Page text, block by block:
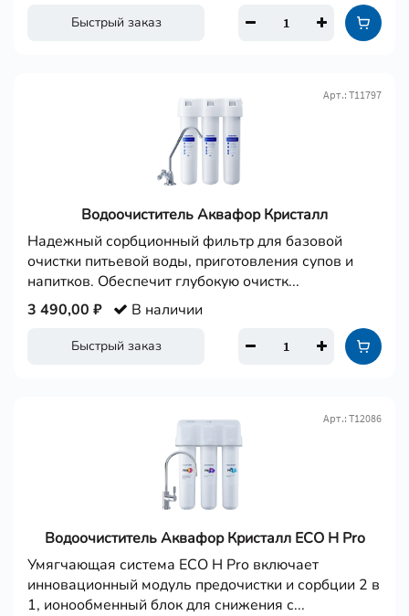
Быстрый заказ
Водоочиститель Аквафор Кристалл
Арт.: Т11797
Надежный сорбционный фильтр для базовой
очистки питьевой воды, приготовления супов и
напитков. Обеспечит глубокую очистк...
Быстрый заказ
3 490,00 ₽ В наличии
Водоочиститель Аквафор Кристалл ECO H Pro
Арт.: Т12086
Умягчающая система ECO Н Pro включает
инновационный модуль предочистки и сорбции 2 в
1, ионообменный блок для снижения с...